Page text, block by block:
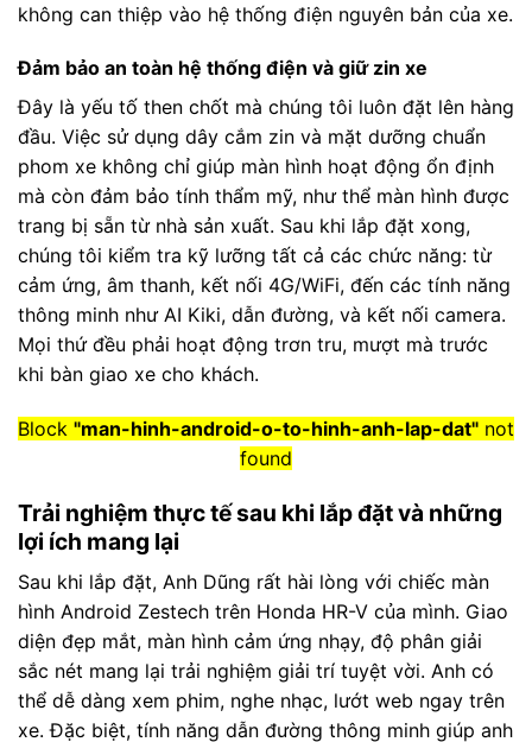
không can thiệp vào hệ thống điện nguyên bản của xe.
Đảm bảo an toàn hệ thống điện và giữ zin xe
Đây là yếu tố then chốt mà chúng tôi luôn đặt lên hàng
đầu. Việc sử dụng dây cắm zin và mặt dưỡng chuẩn
phom xe không chỉ giúp màn hình hoạt động ổn định
mà còn đảm bảo tính thẩm mỹ, như thể màn hình được
trang bị sẵn từ nhà sản xuất. Sau khi lắp đặt xong,
chúng tôi kiểm tra kỹ lưỡng tất cả các chức năng: từ
cảm ứng, âm thanh, kết nối 4G/WiFi, đến các tính năng
thông minh như AI Kiki, dẫn đường, và kết nối camera.
Mọi thứ đều phải hoạt động trơn tru, mượt mà trước
khi bàn giao xe cho khách.
Block "man-hinh-android-o-to-hinh-anh-lap-dat" not
found
Trải nghiệm thực tế sau khi lắp đặt và những
lợi ích mang lại
Sau khi lắp đặt, Anh Dũng rất hài lòng với chiếc màn
hình Android Zestech trên Honda HR-V của mình. Giao
diện đẹp mắt, màn hình cảm ứng nhạy, độ phân giải
sắc nét mang lại trải nghiệm giải trí tuyệt vời. Anh có
thể dễ dàng xem phim, nghe nhạc, lướt web ngay trên
xe. Đặc biệt, tính năng dẫn đường thông minh giúp anh